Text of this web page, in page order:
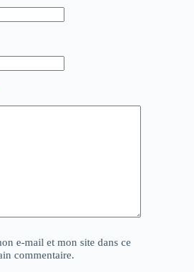
e-mail et mon site dans ce
commentaire.